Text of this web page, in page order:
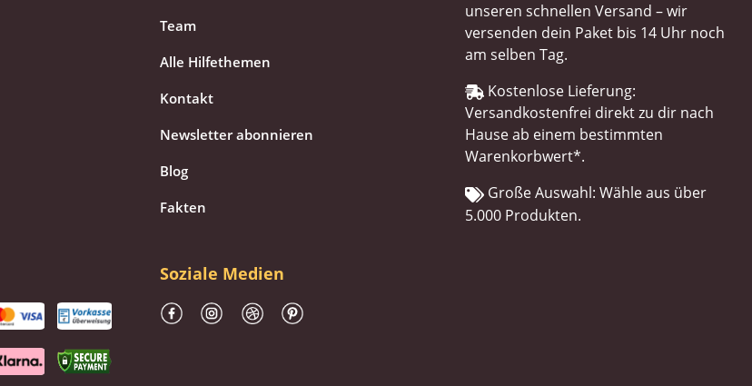
Team
Alle Hilfethemen
Kontakt
Newsletter abonnieren
Blog
Fakten
unseren schnellen Versand – wir
versenden dein Paket bis 14 Uhr noch
am selben Tag.
Kostenlose Lieferung:
Versandkostenfrei direkt zu dir nach
Hause ab einem bestimmten
Warenkorbwert*.
Große Auswahl: Wähle aus über
5.000 Produkten.
Soziale Medien